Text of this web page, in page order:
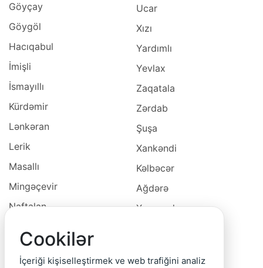
Göyçay
Göygöl
Hacıqabul
İmişli
İsmayıllı
Kürdəmir
Lənkəran
Lerik
Masallı
Mingəçevir
Naftalan
Neftçala
Ucar
Xızı
Yardımlı
Yevlax
Zaqatala
Zərdab
Şuşa
Xankəndi
Kəlbəcər
Ağdərə
Xocavəd
Cookilər
İçeriği kişiselleştirmek ve web trafiğini analiz